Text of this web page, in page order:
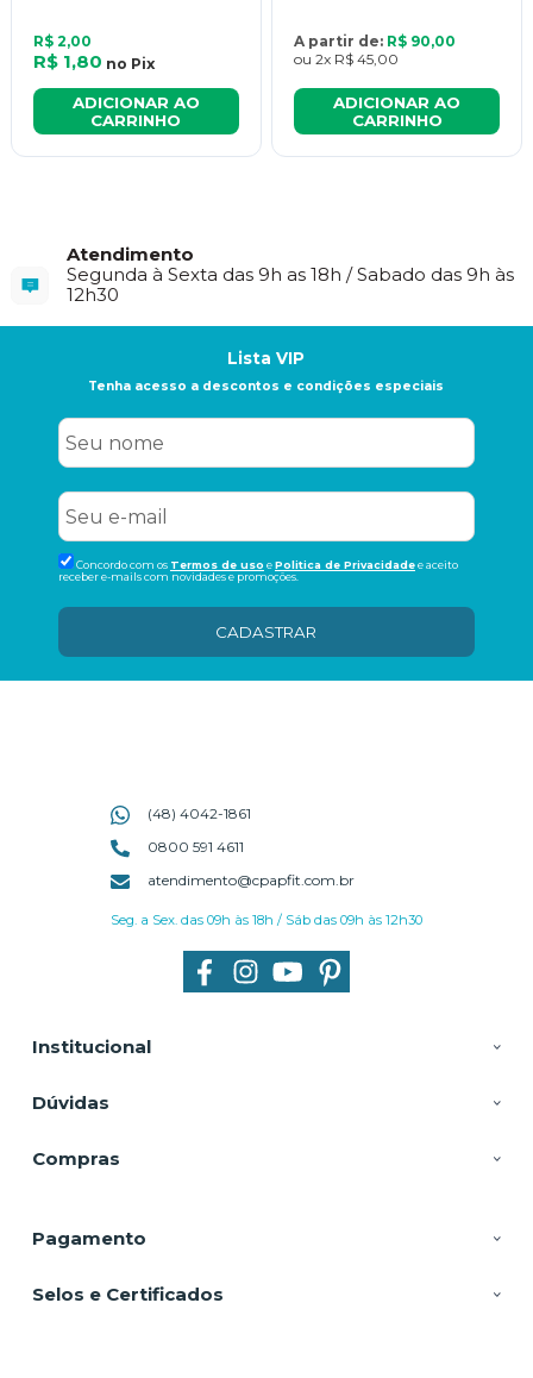
R$ 2,00
R$ 1,80 no Pix
ADICIONAR AO
CARRINHO
A partir de: R$ 90,00
ou 2x R$ 45,00
ADICIONAR AO
CARRINHO
Atendimento
Segunda à Sexta das 9h as 18h / Sabado das 9h às
12h30
Lista VIP
Tenha acesso a descontos e condições especiais
Concordo com os Termos de uso ePolitica de Privacidadee aceito
receber e-mails com novidades e promoções.
CADASTRAR
Institucional
Dúvidas
Compras
(48) 4042-1861
0800 591 4611
atendimento@cpapfit.com.br
Seg. a Sex. das 09h às 18h / Sáb das 09h às 12h30
Pagamento
Selos e Certificados